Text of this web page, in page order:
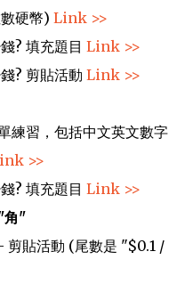
硬幣) Link >>
? 填充題目 Link >>
? 剪貼活動 Link >>
練習，包括中文英文數字
>>
? 填充題目 Link >>
角"
剪貼活動 (尾數是 "$0.1 /